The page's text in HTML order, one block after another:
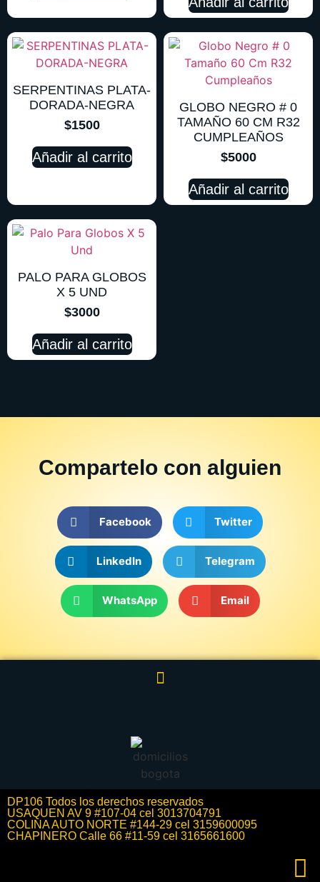
SERPENTINAS PLATA-
DORADA-NEGRA
$1500
Añadir al carrito
GLOBO NEGRO # 0
TAMAÑO 60 CM R32
CUMPLEAÑOS
$5000
Añadir al carrito
PALO PARA GLOBOS
X 5 UND
$3000
Añadir al carrito
Compartelo con alguien
Facebook Twitter
LinkedIn Telegram
WhatsApp Email
DP106 Todos los derechos reservados
USAQUEN AV 9 #107-04 cel 3013704791
COLINA AUTO NORTE #144-29 cel 3159600095
CHAPINERO Calle 66 #11-59 cel 3165661600